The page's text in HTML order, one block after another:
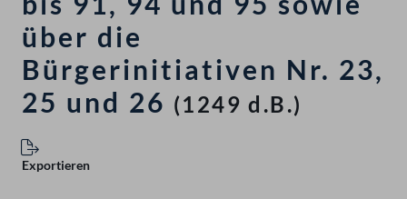
über die
Bürgerinitiativen Nr. 23,
25 und 26 (1249 d.B.)
Exportieren